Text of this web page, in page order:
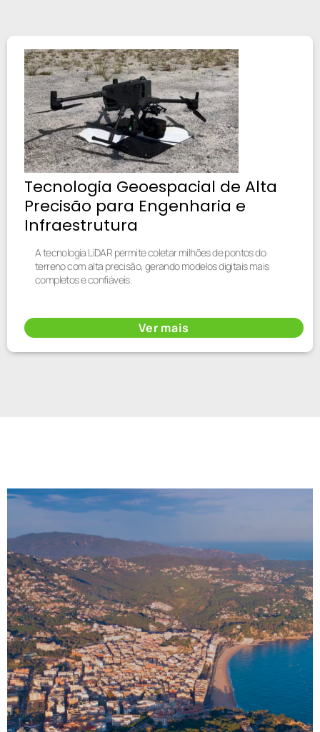
Tecnologia Geoespacial de Alta
Precisão para Engenharia e
Infraestrutura
A tecnologia LiDAR permite coletar milhões de pontos do
terreno com alta precisão, gerando modelos digitais mais
completos e confiáveis.
Ver mais